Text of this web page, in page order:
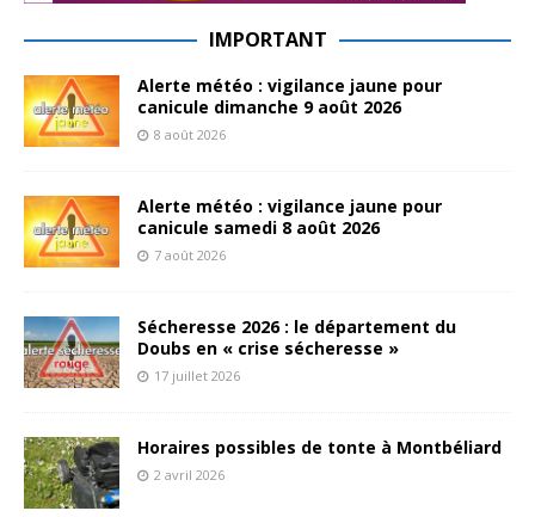
IMPORTANT
Alerte météo : vigilance jaune pour
canicule dimanche 9 août 2026
8 août 2026
Alerte météo : vigilance jaune pour
canicule samedi 8 août 2026
7 août 2026
Sécheresse 2026 : le département du
Doubs en « crise sécheresse »
17 juillet 2026
Horaires possibles de tonte à Montbéliard
2 avril 2026